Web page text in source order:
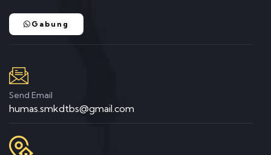
Gabung
Send Email
humas.smkdtbs@gmail.com